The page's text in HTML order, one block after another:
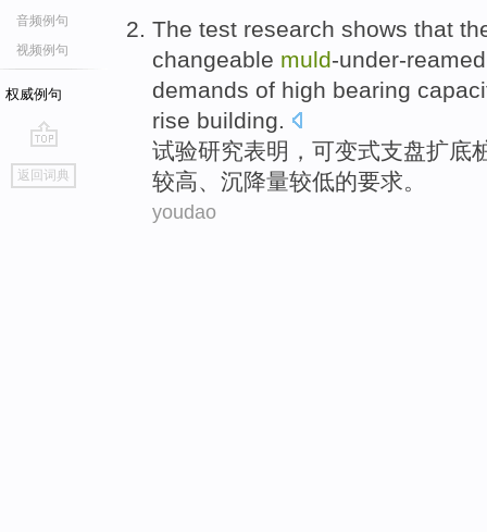
音频例句
视频例句
权威例句
go
top
返回词典
The test research shows that
changeable muld-under-
demands of high bearing
rise building.
试验研究表明 ， 可变式支盘扩底
较高、 沉降量较低的要求。
youdao